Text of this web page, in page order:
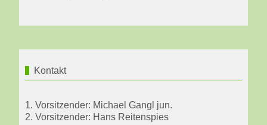
Kontakt
1. Vorsitzender: Michael Gangl jun.
2. Vorsitzender: Hans Reitenspies